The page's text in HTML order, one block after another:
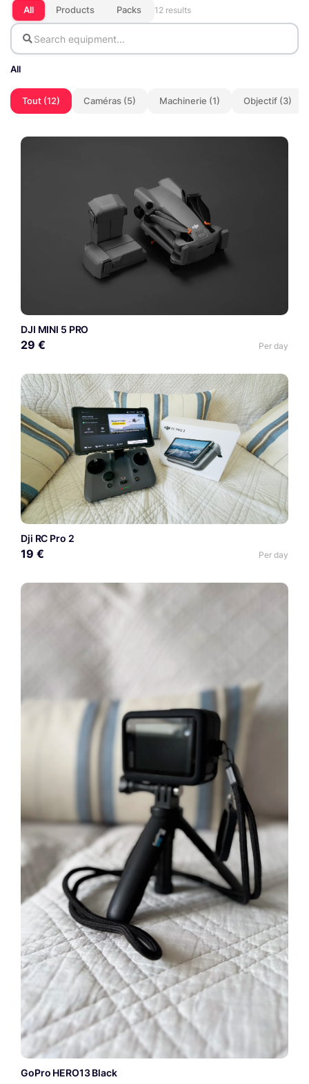
All Products Packs 12 results
All
Tout (12) Caméras (5) Machinerie (1) Objectif (3)
DJI MINI 5 PRO
29 € Per day
Dji RC Pro 2
19 € Per day
GoPro HERO13 Black